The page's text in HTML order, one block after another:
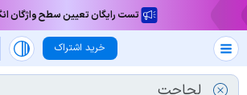
تست رایگان تعیین سطح واژگان
خرید اشتراک